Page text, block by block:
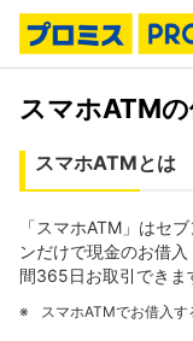
スマホATM
スマホATMとは
「スマホATM」はセ
ンだけで現金のお借
間365日お取引できま
スマホATMでお借入す